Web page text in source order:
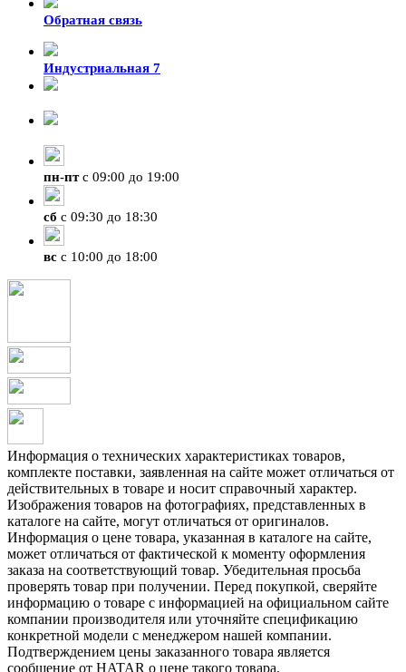
Обратная связь
Индустриальная 7
пн-птс 09:00 до 19:00
сб с 09:30 до 18:30
вс с 10:00 до 18:00
Информация о технических характеристиках товаров,
комплекте поставки, заявленная на сайте может отличаться от
действительных в товаре и носит справочный характер.
Изображения товаров на фотографиях, представленных в
каталоге на сайте, могут отличаться от оригиналов.
Информация о цене товара, указанная в каталоге на сайте,
может отличаться от фактической к моменту оформления
заказа на соответствующий товар. Убедительная просьба
проверять товар при получении. Перед покупкой, сверяйте
информацию о товаре с информацией на официальном сайте
компании производителя или уточняйте спецификацию
конкретной модели с менеджером нашей компании.
Подтверждением цены заказанного товара является
сообщение от HATAR о цене такого товара.